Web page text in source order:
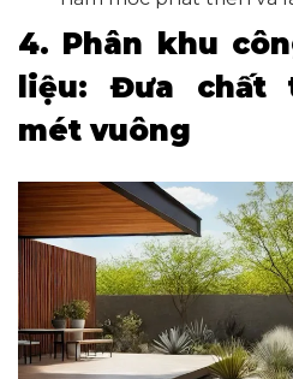
4. Phân khu
liệu: Đưa chất
mét vuông